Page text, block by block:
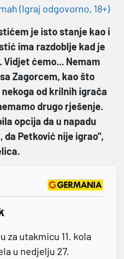
(Igraj odgovorno, 18+)
je isto stanje kao i
ima razdoblje kad je
Vidjet ćemo... Nemam
Zagorcem, kao što
od krilnih igrača
drugo rješenje.
opcija da u napadu
da Petković nije igrao",
za utakmicu 11. kola
u nedjelju 27.